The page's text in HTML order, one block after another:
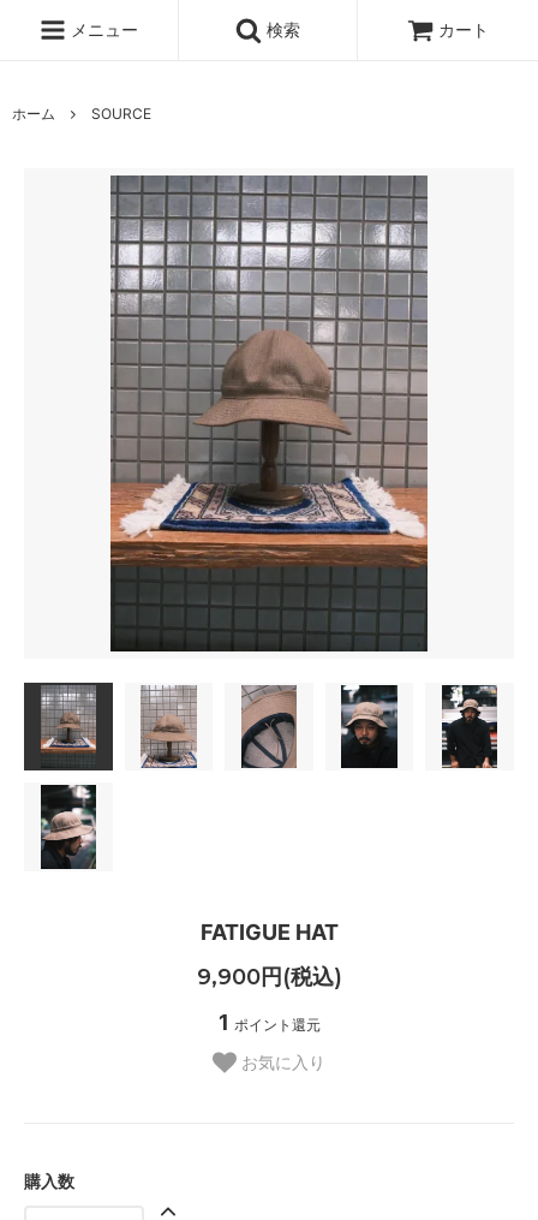
メニュー 検索 カート
ホーム SOURCE
FATIGUE HAT
9,900円(税込)
1 ポイント還元
お気に入り
購入数